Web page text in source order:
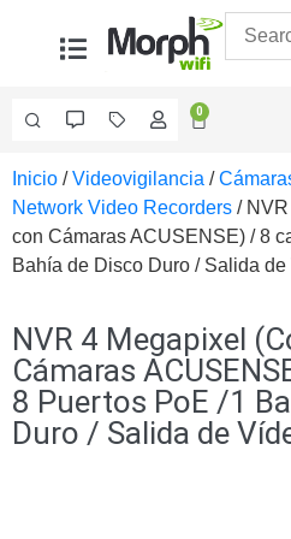
0
Videovigilancia
Accesorios
Generales
Accesorios
Fibra Accesorios
para
Computadora
y
SmartphonesCajas
Inicio /Videovigilancia /
Network Video Recorders /
con Cámaras ACUSENSE) / 8
Bahía de Disco Duro / Salida
NVR 4 Megapixel
Cámaras
8 Puertos PoE /1
Duro / Salida de